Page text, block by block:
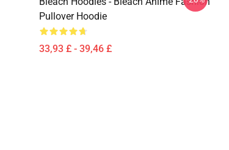
Pullover Hoodie
33,93 £ - 39,46 £